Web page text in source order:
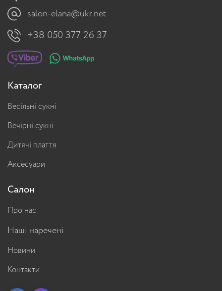
salon-elana@ukr.net
+38 050 377 26 37
Каталог
Весільні сукні
Вечірні сукні
Дитячі плаття
Аксесуари
Салон
Про нас
Наші наречені
Новини
Контакти